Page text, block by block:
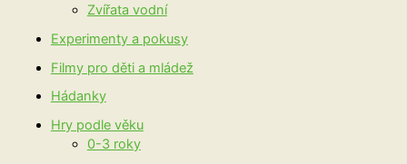
Zvířata vodní
Experimenty a pokusy
Filmy pro děti a mládež
Hádanky
Hry podle věku
0-3 roky